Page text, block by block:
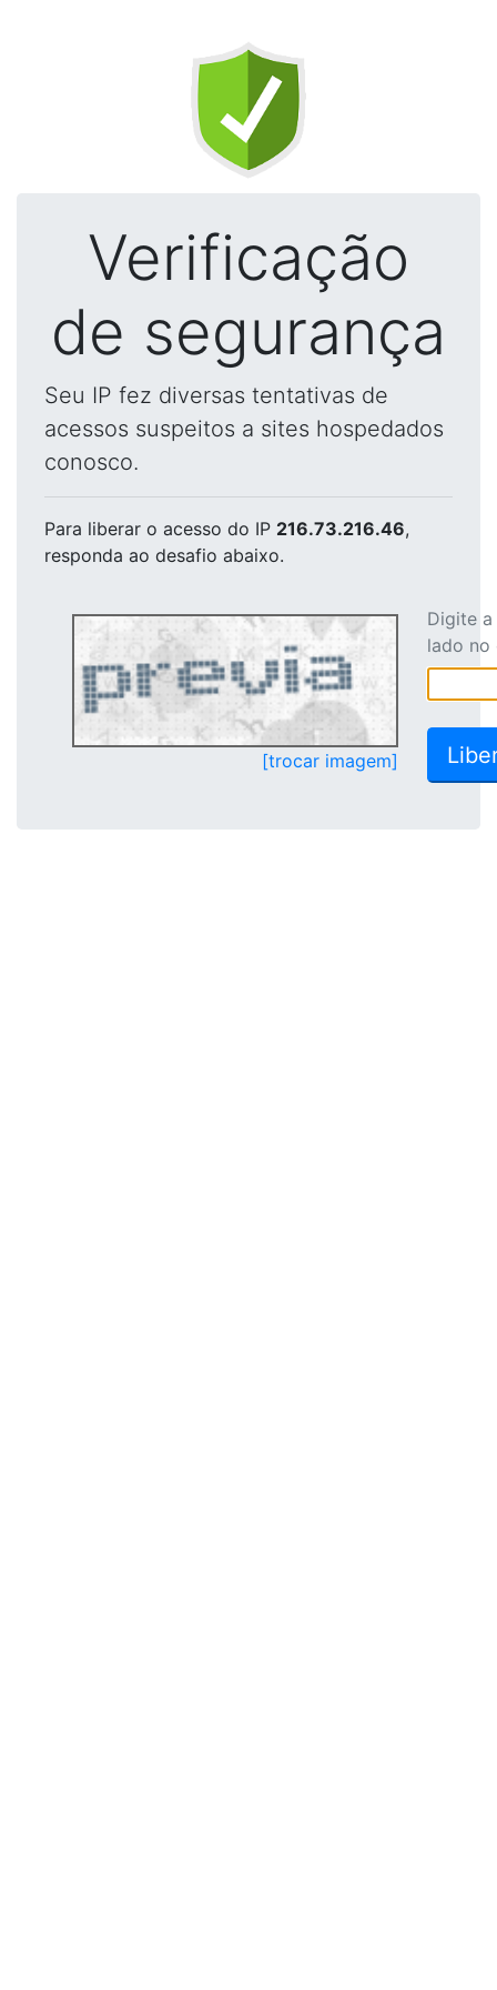
Verificação
de segurança
Seu IP fez diversas tentativas de
acessos suspeitos a sites hospedados
conosco.
Para liberar o acesso do IP 216.73.216.46,
responda ao desafio abaixo.
[trocar imagem]
Digite
lado no